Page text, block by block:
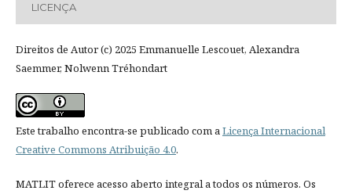
LICENÇA
Direitos de Autor (c) 2025 Emmanuelle Lescouet, Alexandra
Saemmer, Nolwenn Tréhondart
Este trabalho encontra-se publicado com aLicença Internacional
Creative Commons Atribuição 4.0.
MATLIT oferece acesso aberto integral a todos os números. Os